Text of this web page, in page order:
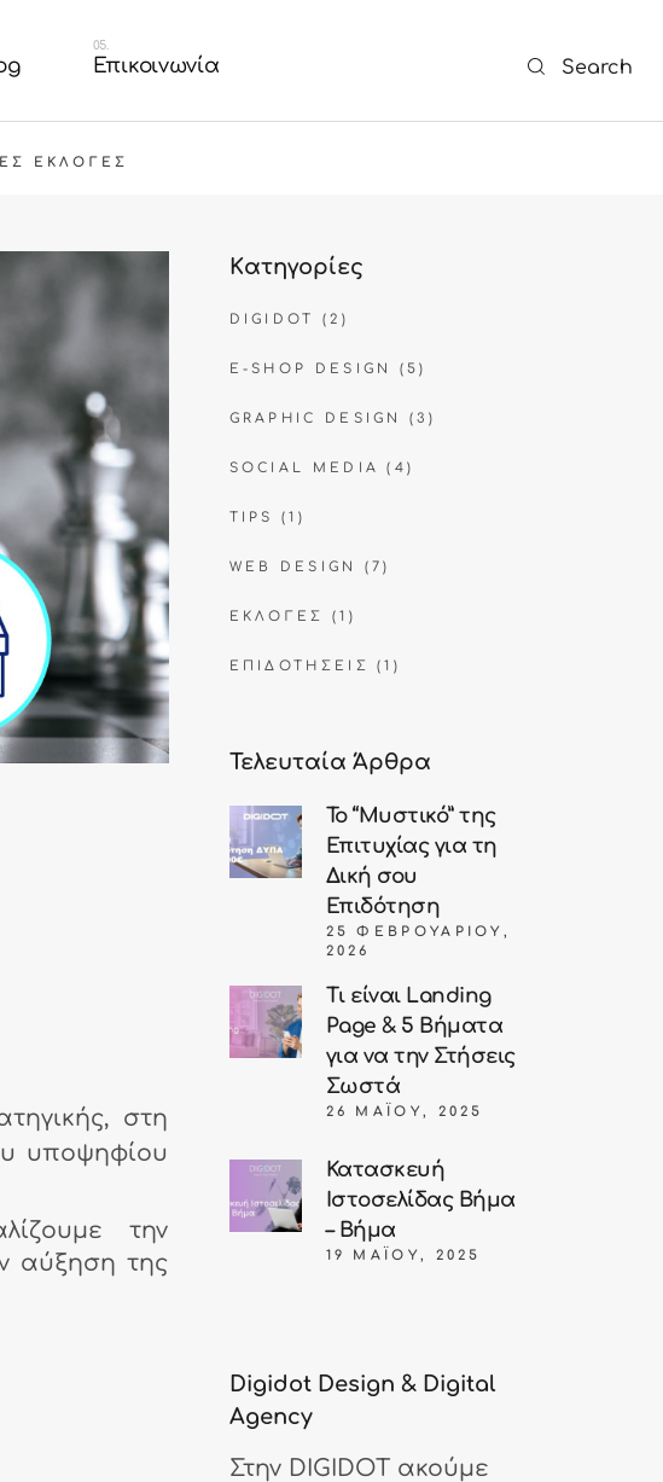
Επικοινωνία Search
ΕΚΛΟΓΈΣ
στη
υποψηφίου
την
αύξηση της
Kατηγορίες
DIGIDOT (2)
E-SHOP DESIGN (5)
GRAPHIC DESIGN (3)
SOCIAL MEDIA (4)
TIPS (1)
WEB DESIGN (7)
ΕΚΛΟΓΈΣ (1)
ΕΠΙΔΟΤΉΣΕΙΣ (1)
Τελευταία Άρθρα
Το “Μυστικό” της
Επιτυχίας για τη
Δική σου
Επιδότηση
25 ΦΕΒΡΟΥΑΡΊΟΥ,
2026
Τι είναι Landing
Page & 5 Βήματα
για να την Στήσεις
Σωστά
26 ΜΑΪ́ΟΥ, 2025
Κατασκευή
Ιστοσελίδας Βήμα
– Βήμα
19 ΜΑΪ́ΟΥ, 2025
Digidot Design & Digital
Agency
Στην DIGIDOT ακούμε